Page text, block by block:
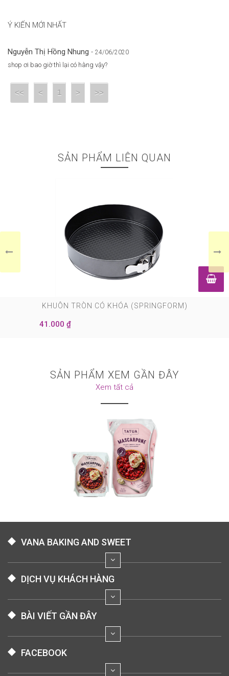
Ý KIẾN MỚI NHẤT
Nguyễn Thị Hồng Nhung - 24/06/2020
shop ơi bao giờ thì lại có hàng vậy?
<< < 1 > >>
SẢN PHẨM LIÊN QUAN
KHUÔN TRÒN CÓ KHÓA (SPRINGFORM)
41.000 ₫
SẢN PHẨM XEM GẦN ĐÂY
Xem tất cả
VANA BAKING AND SWEET
DỊCH VỤ KHÁCH HÀNG
BÀI VIẾT GẦN ĐÂY
FACEBOOK